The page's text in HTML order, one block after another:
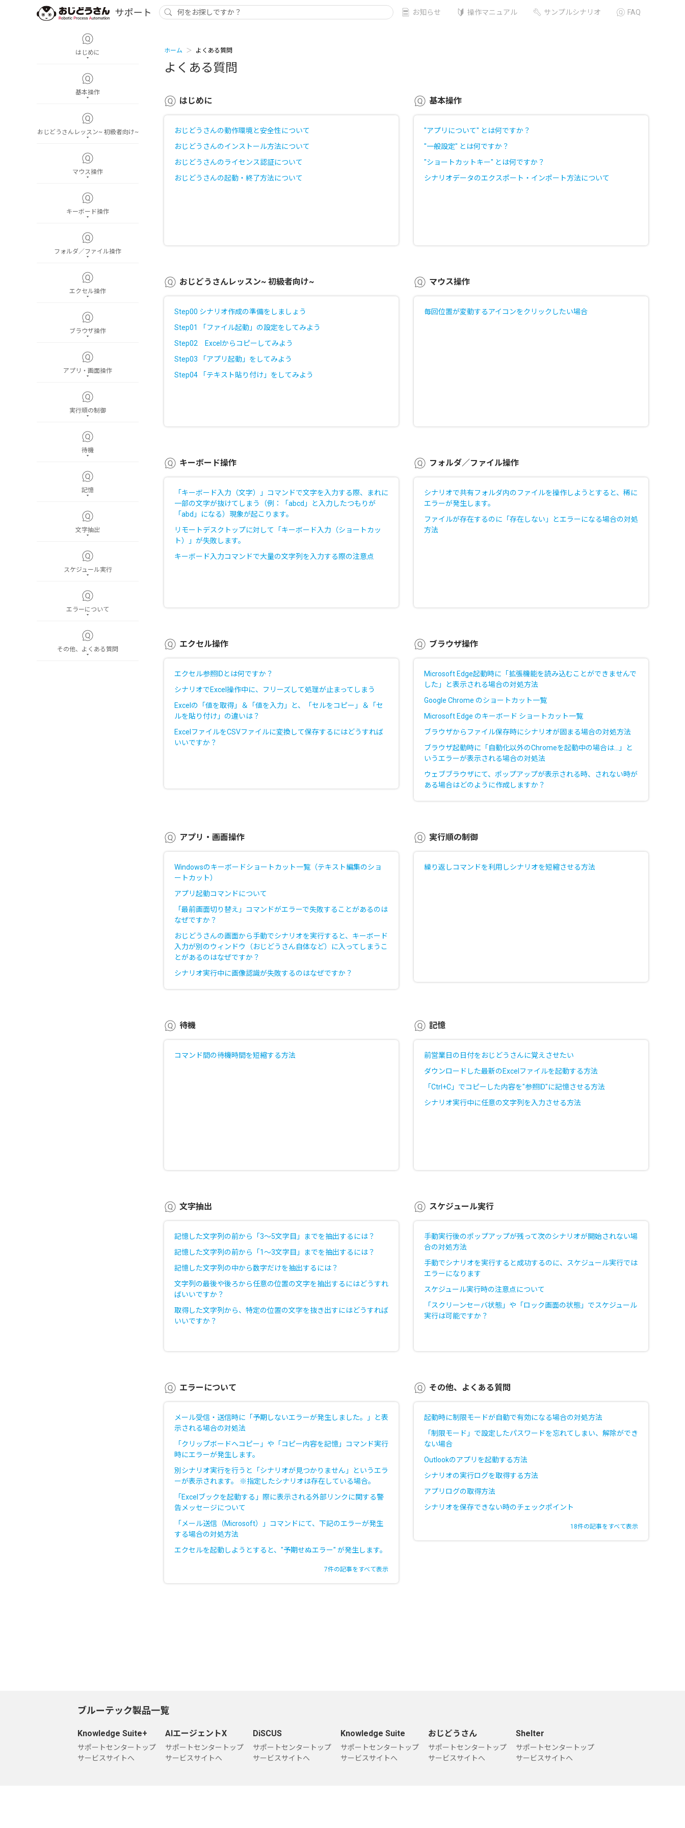
お知らせ 操作マニュアル サンプルシナリオ FAQ
はじめに
基本操作
おじどうさんレッスン~ 初級者向け~
マウス操作
キーボード操作
フォルダ／ファイル操作
エクセル操作
ブラウザ操作
アプリ・画面操作
実行順の制御
待機
記憶
文字抽出
スケジュール実行
エラーについて
その他、よくある質問
ホーム よくある質問
よくある質問
はじめに
おじどうさんの動作環境と安全性について
おじどうさんのインストール方法について
おじどうさんのライセンス認証について
おじどうさんの起動・終了方法について
基本操作
"アプリについて" とは何ですか？
"一般設定" とは何ですか？
"ショートカットキー" とは何ですか？
シナリオデータのエクスポート・インポート方法について
おじどうさんレッスン~ 初級者向け~
Step00 シナリオ作成の準備をしましょう
Step01 「ファイル起動」の設定をしてみよう
Step02 Excelからコピーしてみよう
Step03 「アプリ起動」をしてみよう
Step04 「テキスト貼り付け」をしてみよう
マウス操作
毎回位置が変動するアイコンをクリックしたい場合
キーボード操作
「キーボード入力（文字）」コマンドで文字を入力する際、まれに
一部の文字が抜けてしまう（例：「abcd」と入力したつもりが
「abd」になる）現象が起こります。
リモートデスクトップに対して「キーボード入力（ショートカッ
ト）」が失敗します。
キーボード入力コマンドで大量の文字列を入力する際の注意点
フォルダ／ファイル操作
シナリオで共有フォルダ内のファイルを操作しようとすると、稀に
エラーが発生します。
ファイルが存在するのに「存在しない」とエラーになる場合の対処
方法
エクセル操作
エクセル参照IDとは何ですか？
シナリオでExcel操作中に、フリーズして処理が止まってしまう
Excelの「値を取得」＆「値を入力」と、「セルをコピー」＆「セ
ルを貼り付け」の違いは？
ExcelファイルをCSVファイルに変換して保存するにはどうすれば
いいですか？
ブラウザ操作
Microsoft Edge起動時に「拡張機能を読み込むことができませんで
した」と表示される場合の対処方法
Google Chrome のショートカット一覧
Microsoft Edge のキーボード ショートカット一覧
ブラウザからファイル保存時にシナリオが固まる場合の対処方法
ブラウザ起動時に「自動化以外のChromeを起動中の場合は…」と
いうエラーが表示される場合の対処法
ウェブブラウザにて、ポップアップが表示される時、されない時が
ある場合はどのように作成しますか？
アプリ・画面操作
Windowsのキーボードショートカット一覧（テキスト編集のショ
ートカット）
アプリ起動コマンドについて
「最前画面切り替え」コマンドがエラーで失敗することがあるのは
なぜですか？
おじどうさんの画面から手動でシナリオを実行すると、キーボード
入力が別のウィンドウ（おじどうさん自体など）に入ってしまうこ
とがあるのはなぜですか？
シナリオ実行中に画像認識が失敗するのはなぜですか？
実行順の制御
繰り返しコマンドを利用しシナリオを短縮させる方法
待機
コマンド間の待機時間を短縮する方法
記憶
前営業日の日付をおじどうさんに覚えさせたい
ダウンロードした最新のExcelファイルを起動する方法
「Ctrl+C」でコピーした内容を"参照ID"に記憶させる方法
シナリオ実行中に任意の文字列を入力させる方法
文字抽出
記憶した文字列の前から「3～5文字目」までを抽出するには？
記憶した文字列の前から「1〜3文字目」までを抽出するには？
記憶した文字列の中から数字だけを抽出するには？
文字列の最後や後ろから任意の位置の文字を抽出するにはどうすれ
ばいいですか？
取得した文字列から、特定の位置の文字を抜き出すにはどうすれば
いいですか？
スケジュール実行
手動実行後のポップアップが残って次のシナリオが開始されない場
合の対処方法
手動でシナリオを実行すると成功するのに、スケジュール実行では
エラーになります
スケジュール実行時の注意点について
「スクリーンセーバ状態」や「ロック画面の状態」でスケジュール
実行は可能ですか？
エラーについて
メール受信・送信時に「予期しないエラーが発生しました。」と表
示される場合の対処法
「クリップボードへコピー」や「コピー内容を記憶」コマンド実行
時にエラーが発生します。
別シナリオ実行を行うと「シナリオが見つかりません」というエラ
ーが表示されます。 ※指定したシナリオは存在している場合。
「Excelブックを起動する」際に表示される外部リンクに関する警
告メッセージについて
「メール送信（Microsoft）」コマンドにて、下記のエラーが発生
する場合の対処方法
エクセルを起動しようとすると、"予期せぬエラー" が発生します。
7件の記事をすべて表示
その他、よくある質問
起動時に制限モードが自動で有効になる場合の対処方法
「制限モード」で設定したパスワードを忘れてしまい、解除ができ
ない場合
Outlookのアプリを起動する方法
シナリオの実行ログを取得する方法
アプリログの取得方法
シナリオを保存できない時のチェックポイント
18件の記事をすべて表示
ブルーテック製品一覧
Knowledge Suite+
サポートセンタートップ
サービスサイトへ
AIエージェントX
サポートセンタートップ
サービスサイトへ
DiSCUS
サポートセンタートップ
サービスサイトへ
Knowledge Suite
サポートセンタートップ
サービスサイトへ
おじどうさん
サポートセンタートップ
サービスサイトへ
Shelter
サポートセンタートップ
サービスサイトへ